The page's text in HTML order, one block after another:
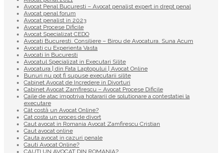
Avocat Penal Bucuresti – Avocat penalist expert in drept penal
Avocat penal forum
Avocat penalist in 2023
Avocat Procese Dificile
Avocat Specializat CEDO
Avocati Bucuresti. Consiliere – Birou de Avocatura. Suna Acum
Avocati cu Experienta Vasta
Avocati în Bucuresti
Avocatul Specializat in Executari Silite
Avocatura | din Fata Laptopului | Avocat Online
Bunuri nu pot fi supuse executarii silite
Cabinet Avocat de Incredere in Divorturi
Cabinet Avocat Zamfirescu – Avocat Procese Dificile
Caile de atac impotriva hotararii de solutionare a contestatiei la
executare
Cât costă un Avocat Online?
Cat costa un proces de divort
Caut avocat in Romania Avocat Zamfirescu Cristian
Caut avocat online
Cauta avocat in cazuri penale
Cauti Avocat Online?